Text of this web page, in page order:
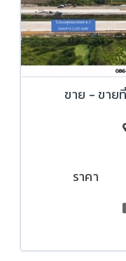
ขาย - ขาย
ราคา